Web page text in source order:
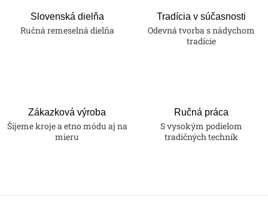
Slovenská dielňa
Ručná remeselná dielňa
Tradícia v súčasnosti
Odevná tvorba s nádychom
tradície
Zákazková výroba
Šijeme kroje a etno módu aj na
mieru
Ručná práca
S vysokým podielom
tradičných techník